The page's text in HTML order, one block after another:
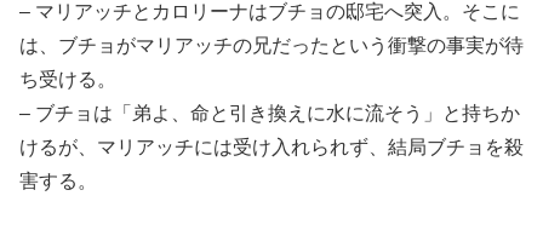
– マリアッチとカロリーナはブチョの邸宅へ突入。そこに
は、ブチョがマリアッチの兄だったという衝撃の事実が待
ち受ける。
– ブチョは「弟よ、命と引き換えに水に流そう」と持ちか
けるが、マリアッチには受け入れられず、結局ブチョを殺
害する。